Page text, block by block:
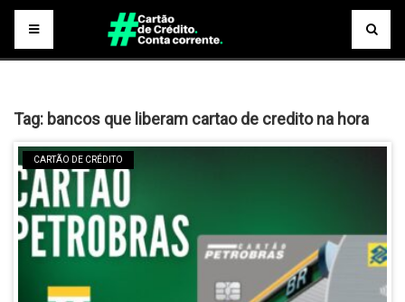
Tag: bancos que liberam cartao de credito na hora
CARTÃO DE CRÉDITO